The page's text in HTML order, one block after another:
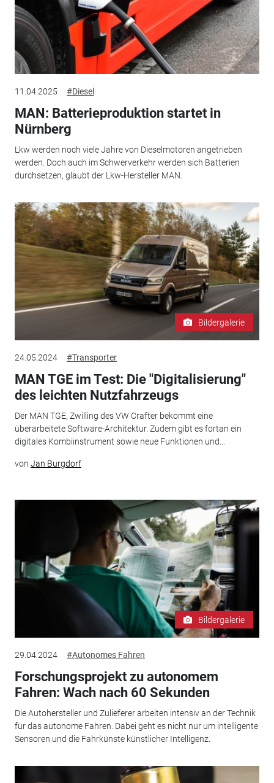
11.04.2025 #Diesel
MAN: Batterieproduktion startet in
Nürnberg
Lkw werden noch viele Jahre von Dieselmotoren angetrieben
werden. Doch auch im Schwerverkehr werden sich Batterien
durchsetzen, glaubt der Lkw-Hersteller MAN.
Bildergalerie
24.05.2024 #Transporter
MAN TGE im Test: Die "Digitalisierung"
des leichten Nutzfahrzeugs
Der MAN TGE, Zwilling des VW Crafter bekommt eine
überarbeitete Software-Architektur. Zudem gibt es fortan ein
digitales Kombiinstrument sowie neue Funktionen und...
von Jan Burgdorf
Bildergalerie
29.04.2024 #Autonomes Fahren
Forschungsprojekt zu autonomem
Fahren: Wach nach 60 Sekunden
Die Autohersteller und Zulieferer arbeiten intensiv an der Technik
für das autonome Fahren. Dabei geht es nicht nur um intelligente
Sensoren und die Fahrkünste künstlicher Intelligenz.